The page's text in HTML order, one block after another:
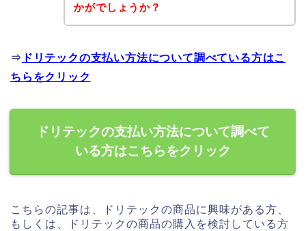
かがでしょうか？
⇒ ドリテックの支払い方法について調べている方はこ
ちらをクリック
ドリテックの支払い方法について調べて
いる方はこちらをクリック
こちらの記事は、ドリテックの商品に興味がある方、
もしくは、ドリテックの商品の購入を検討している方